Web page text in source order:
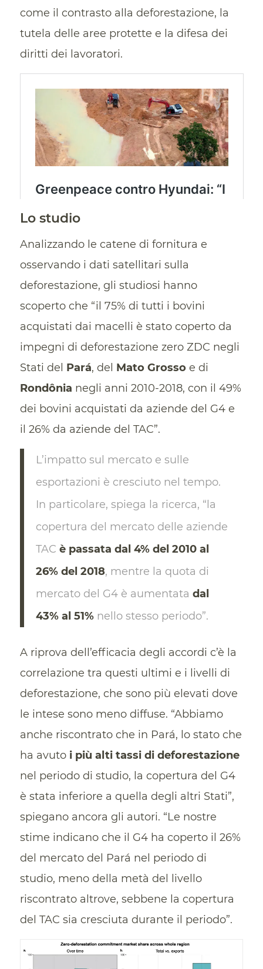
come il contrasto alla deforestazione, la
tutela delle aree protette e la difesa dei
diritti dei lavoratori.
Lo studio
Analizzando le catene di fornitura e
osservando i dati satellitari sulla
deforestazione, gli studiosi hanno
scoperto che “il 75% di tutti i bovini
acquistati dai macelli è stato coperto da
impegni di deforestazione zero ZDC negli
Stati del Pará, del Mato Grosso e di
Rondônia negli anni 2010-2018, con il 49%
dei bovini acquistati da aziende del G4 e
il 26% da aziende del TAC”.
L’impatto sul mercato e sulle
esportazioni è cresciuto nel tempo.
In particolare, spiega la ricerca, “la
copertura del mercato delle aziende
TAC è passata dal 4% del 2010 al
26% del 2018, mentre la quota di
mercato del G4 è aumentata dal
43% al 51%nello stesso periodo”.
A riprova dell’efficacia degli accordi c’è la
correlazione tra questi ultimi e i livelli di
deforestazione, che sono più elevati dove
le intese sono meno diffuse. “Abbiamo
anche riscontrato che in Pará, lo stato che
ha avuto i più alti tassi di deforestazione
nel periodo di studio, la copertura del G4
è stata inferiore a quella degli altri Stati”,
spiegano ancora gli autori. “Le nostre
stime indicano che il G4 ha coperto il 26%
del mercato del Pará nel periodo di
studio, meno della metà del livello
riscontrato altrove, sebbene la copertura
del TAC sia cresciuta durante il periodo”.